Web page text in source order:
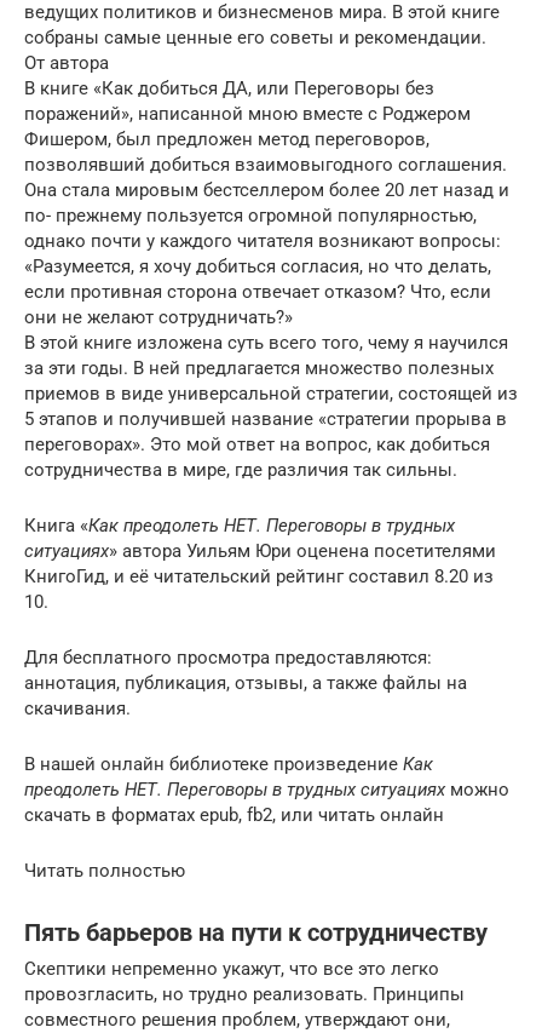
ведущих политиков и бизнесменов мира. В этой книге
собраны самые ценные его советы и рекомендации.
От автора
В книге «Как добиться ДА, или Переговоры без
поражений», написанной мною вместе с Роджером
Фишером, был предложен метод переговоров,
позволявший добиться взаимовыгодного соглашения.
Она стала мировым бестселлером более 20 лет назад и
по- прежнему пользуется огромной популярностью,
однако почти у каждого читателя возникают вопросы:
«Разумеется, я хочу добиться согласия, но что делать,
если противная сторона отвечает отказом? Что, если
они не желают сотрудничать?»
В этой книге изложена суть всего того, чему я научился
за эти годы. В ней предлагается множество полезных
приемов в виде универсальной стратегии, состоящей из
5 этапов и получившей название «стратегии прорыва в
переговорах». Это мой ответ на вопрос, как добиться
сотрудничества в мире, где различия так сильны.
Книга «Как преодолеть НЕТ. Переговоры в трудных
ситуациях» автора Уильям Юри оценена посетителями
КнигоГид, и её читательский рейтинг составил 8.20 из
10.
Для бесплатного просмотра предоставляются:
аннотация, публикация, отзывы, а также файлы на
скачивания.
В нашей онлайн библиотеке произведение Как
преодолеть НЕТ. Переговоры в трудных ситуациях можно
скачать в форматах epub, fb2, или читать онлайн
Читать полностью
Пять барьеров на пути к сотрудничеству
Скептики непременно укажут, что все это легко
провозгласить, но трудно реализовать. Принципы
совместного решения проблем, утверждают они,